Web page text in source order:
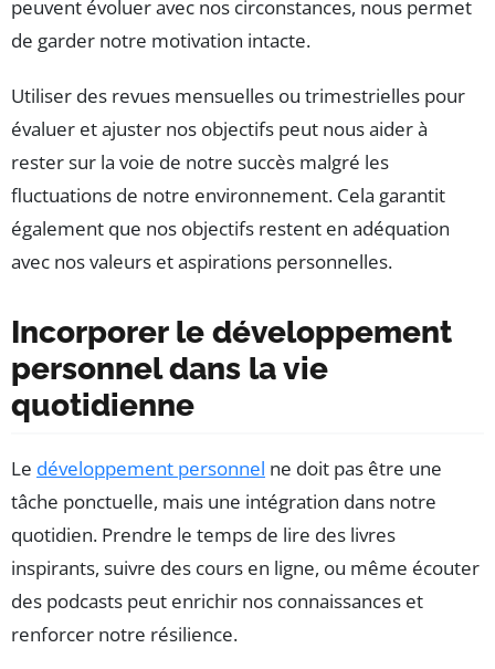
peuvent évoluer avec nos circonstances, nous permet
de garder notre motivation intacte.
Utiliser des revues mensuelles ou trimestrielles pour
évaluer et ajuster nos objectifs peut nous aider à
rester sur la voie de notre succès malgré les
fluctuations de notre environnement. Cela garantit
également que nos objectifs restent en adéquation
avec nos valeurs et aspirations personnelles.
Incorporer le développement
personnel dans la vie
quotidienne
Le développement personnel ne doit pas être une
tâche ponctuelle, mais une intégration dans notre
quotidien. Prendre le temps de lire des livres
inspirants, suivre des cours en ligne, ou même écouter
des podcasts peut enrichir nos connaissances et
renforcer notre résilience.